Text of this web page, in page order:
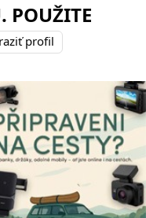
POUŽITE
profil